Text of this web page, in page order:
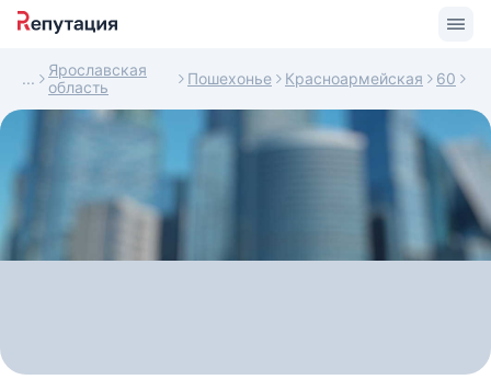
Ярославская
область
Пошехонье Красноармейская 60